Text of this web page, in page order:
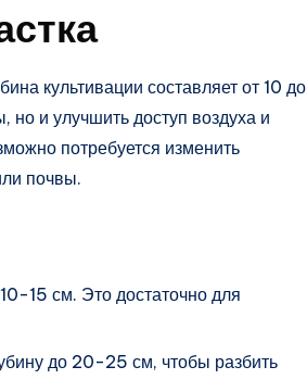
культивации составляет от 10 до
но и улучшить доступ воздуха и
потребуется изменить
почвы.
15 см. Это достаточно для
до 20-25 см, чтобы разбить